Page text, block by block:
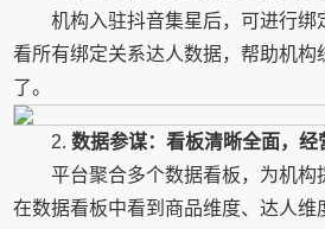
机构入驻抖音集星后，可进行绑
看所有绑定关系达人数据，帮助机构
了。
2.数据参谋：看板清晰全面，经
平台聚合多个数据看板，为机构
在数据看板中看到商品维度、达人维